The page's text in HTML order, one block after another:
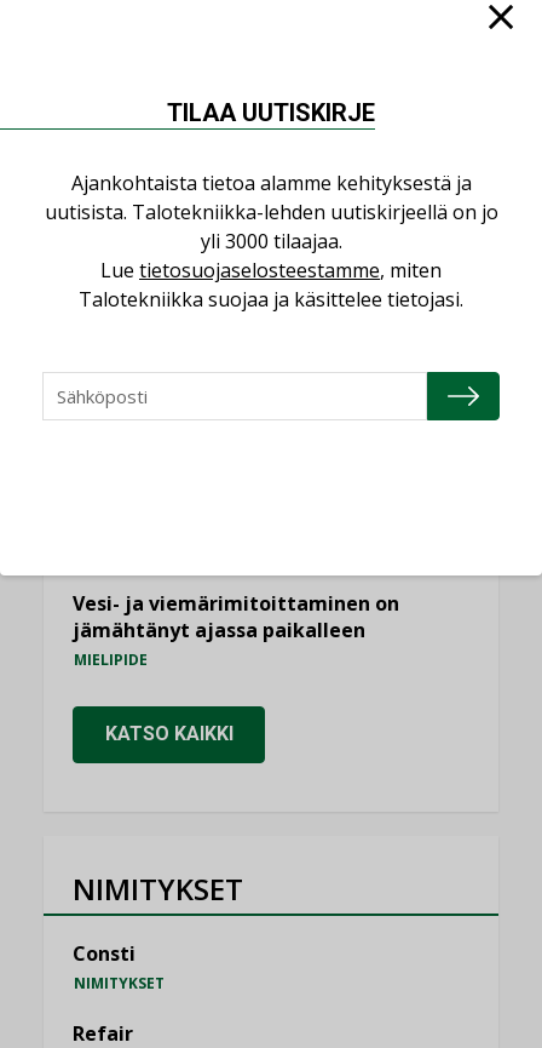
NÄKÖKULMIA
Puheista tekoihin – uusin teknologia
käyttöön kiinteistöissä
KOLUMNI
Sähköistäminen säästää euroja
Yli miljoona kotia on vailla toimivaa
ilmanvaihtoa
Vesi- ja viemärimitoittaminen on
jämähtänyt ajassa paikalleen
MIELIPIDE
KATSO KAIKKI
NIMITYKSET
Consti
NIMITYKSET
Refair
TILAA UUTISKIRJE
Ajankohtaista tietoa alamme kehityksestä ja
uutisista. Talotekniikka-lehden uutiskirjeellä on jo
yli 3000 tilaajaa.
Lue tietosuojaselosteestamme, miten
Talotekniikka suojaa ja käsittelee tietojasi.